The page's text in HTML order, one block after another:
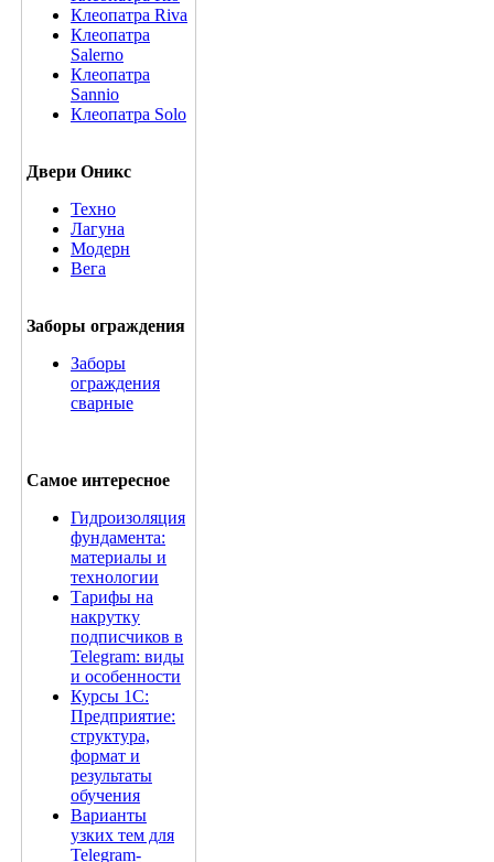
Клеопатра Riva
Клеопатра
Salerno
Клеопатра
Sannio
Клеопатра Solo
Двери Оникс
Техно
Лагуна
Модерн
Вега
Заборы ограждения
Заборы
ограждения
сварные
Самое интересное
Гидроизоляция
фундамента:
материалы и
технологии
Тарифы на
накрутку
подписчиков в
Telegram: виды
и особенности
Курсы 1С:
Предприятие:
структура,
формат и
результаты
обучения
Варианты
узких тем для
Telegram-